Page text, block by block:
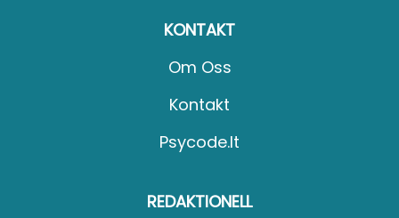
KONTAKT
Om Oss
Kontakt
Psycode.it
REDAKTIONELL